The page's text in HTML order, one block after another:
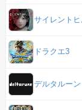
サイレント
ドラクエ3
デルタルーン